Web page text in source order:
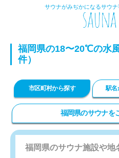
サウナがみぢかになるサウ
福岡県の18〜20℃の水
件）
市区町村から探す 駅名
福岡県のサウナを